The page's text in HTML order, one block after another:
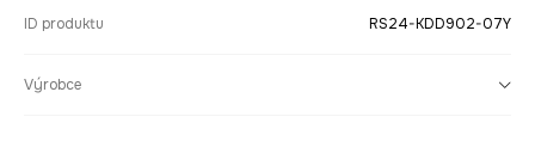
ID produktu RS24-KDD902-07Y
Výrobce